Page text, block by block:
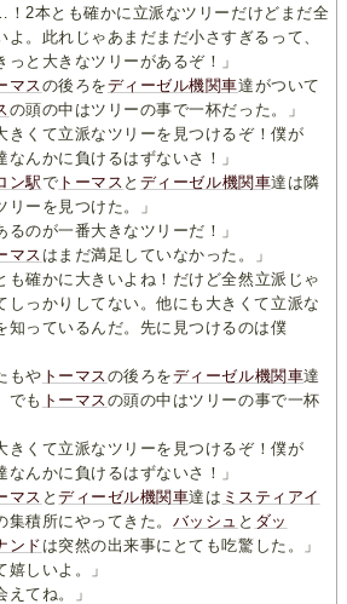
！2本とも確かに立派なツリーだけどまだ全
よ。此れじゃあまだまだ小さすぎるって、
っと大きなツリーがあるぞ！」
マス の後ろをディーゼル機関車達がついて
の頭の中はツリーの事で一杯だった。」
きくて立派なツリーを見つけるぞ！僕が
なんかに負けるはずないさ！」
ン駅で トーマス と ディーゼル機関車達は隣
リーを見つけた。」
るのが一番大きなツリーだ！」
マス はまだ満足していなかった。」
も確かに大きいよね！だけど全然立派じゃ
しっかりしてない。他にも大きくて立派な
知っているんだ。先に見つけるのは僕
もや トーマス の後ろをディーゼル機関車達
でも トーマス の頭の中はツリーの事で一杯
きくて立派なツリーを見つけるぞ！僕が
なんかに負けるはずないさ！」
マス とディーゼル機関車達は ミスティアイ
集積所にやってきた。 バッシュ と ダッ
ンド は突然の出来事にとても吃驚した。」
嬉しいよ。」
えてね。」